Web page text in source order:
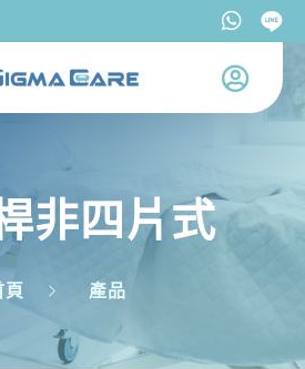
非四片式
頁 產品